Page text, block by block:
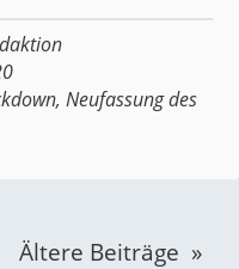
,Neufassung des
Ältere Beiträge